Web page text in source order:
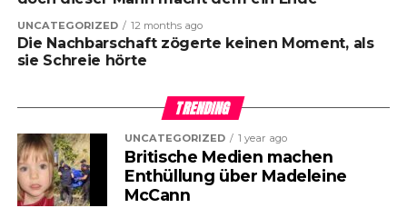
UNCATEGORIZED 12 months ago
Die Nachbarschaft zögerte keinen Moment, als
sie Schreie hörte
TRENDING
UNCATEGORIZED 1 year ago
Britische Medien machen
Enthüllung über Madeleine
McCann